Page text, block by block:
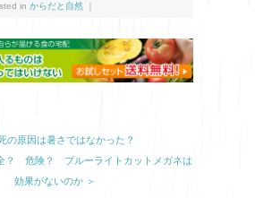
in からだと自然
の原因は暑さではなかった？
？ 危険？ ブルーライトカットメガネは
効果がないのか ＞